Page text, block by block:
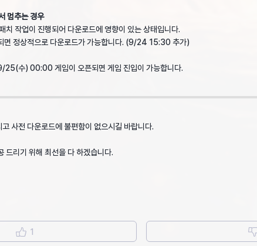
멈추는 경우
치 작업이 진행되어 다운로드에 영향이 있는 상태입니다.
정상적으로 다운로드가 가능합니다. (9/24 15:30 추가)
25(수) 00:00 게임이 오픈되면 게임 진입이 가능합니다.
사전 다운로드에 불편함이 없으시길 바랍니다.
드리기 위해 최선을 다 하겠습니다.
1